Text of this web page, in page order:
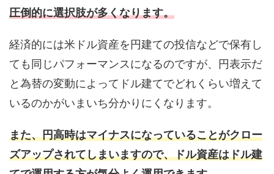
圧倒的に選択肢が多くなります。
経済的には米ドル資産を円建ての投信などで保有し
ても同じパフォーマンスになるのですが、円表示だ
と為替の変動によってドル建てでどれくらい増えて
いるのかがいまいち分かりにくなります。
また、円高時はマイナスになっていることがクロー
ズアップされてしまいますので、ドル資産はドル建